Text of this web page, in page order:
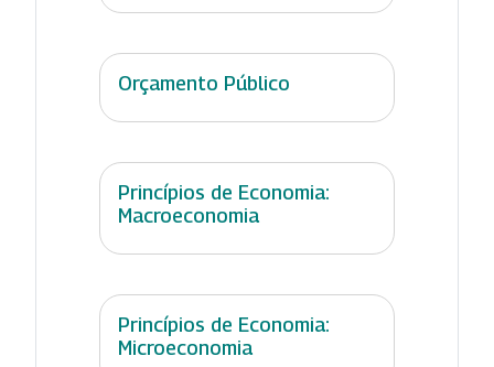
Orçamento Público
Princípios de Economia:
Macroeconomia
Princípios de Economia:
Microeconomia